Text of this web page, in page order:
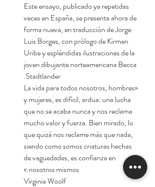
Este ensayo, publicado ya repetidas
veces en España, se presenta ahora de
forma nueva, en traducción de Jorge
Luis Borges, con prólogo de Kirmen
Uribe y espléndidas ilustraciones de la
joven dibujante norteamericana Becca
Stadtlander.
«La vida para todos nosotros, hombres
y mujeres, es difícil, ardua: una lucha
que no se acaba nunca y nos reclama
mucho valor y fuerza. Bien mirado, lo
que quizá nos reclame más que nada,
siendo como somos criaturas hechas
de vaguedades, es confianza en
nosotros mismos.»
Virginia Woolf